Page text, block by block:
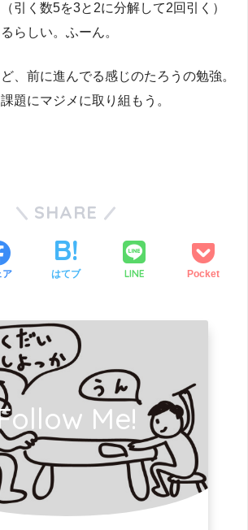
引く数5を3と2に分解して2回引く）
らしい。ふーん。
、前に進んでる感じのたろうの勉強。
題にマジメに取り組もう。
SHARE
ア はてブ LINE Pocket
Me!